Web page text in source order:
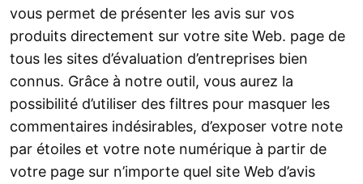
vous permet de présenter les avis sur vos
produits directement sur votre site Web. page de
tous les sites d’évaluation d’entreprises bien
connus. Grâce à notre outil, vous aurez la
possibilité d’utiliser des filtres pour masquer les
commentaires indésirables, d’exposer votre note
par étoiles et votre note numérique à partir de
votre page sur n’importe quel site Web d’avis